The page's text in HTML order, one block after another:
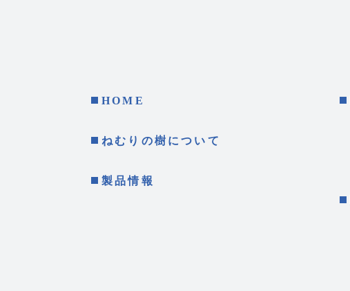
HOME
ねむりの樹について
製品情報